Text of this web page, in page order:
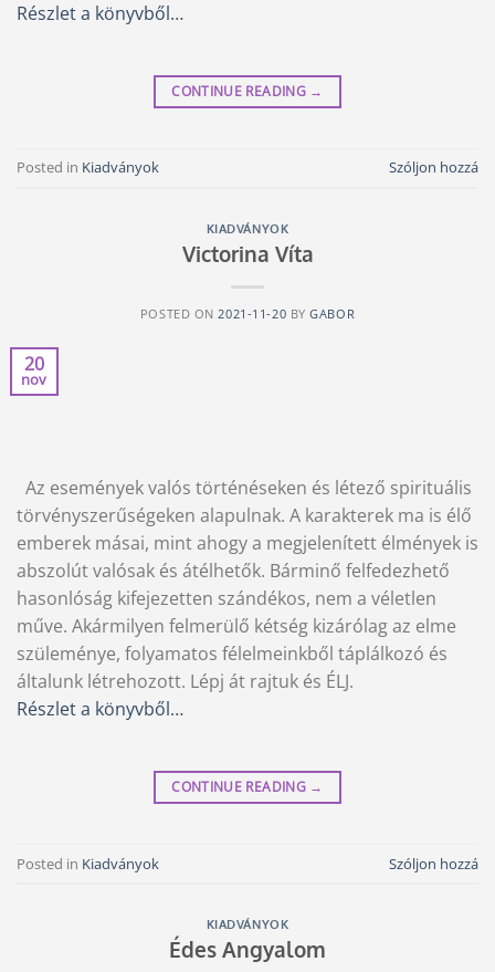
Részlet a könyvből…
CONTINUE READING →
Posted in Kiadványok Szóljon hozzá
KIADVÁNYOK
Victorina Víta
POSTED ON 2021-11-20 BYGABOR
20
nov
Az események valós történéseken és létező spirituális
törvényszerűségeken alapulnak. A karakterek ma is élő
emberek másai, mint ahogy a megjelenített élmények is
abszolút valósak és átélhetők. Bárminő felfedezhető
hasonlóság kifejezetten szándékos, nem a véletlen
műve. Akármilyen felmerülő kétség kizárólag az elme
szüleménye, folyamatos félelmeinkből táplálkozó és
általunk létrehozott. Lépj át rajtuk és ÉLJ.
Részlet a könyvből…
CONTINUE READING →
Posted in Kiadványok Szóljon hozzá
KIADVÁNYOK
Édes Angyalom